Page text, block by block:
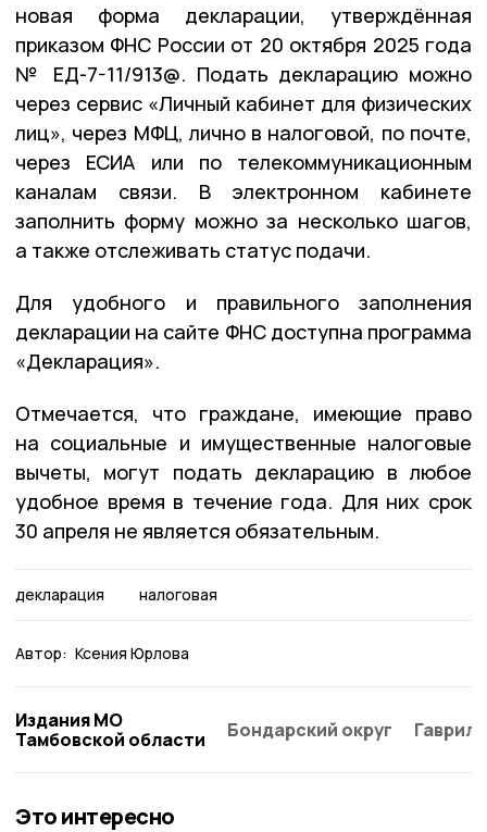
новая форма декларации, утверждённая
приказом ФНС России от 20 октября 2025 года
№ ЕД-7-11/913@. Подать декларацию можно
через сервис «Личный кабинет для физических
лиц», через МФЦ, лично в налоговой, по почте,
через ЕСИА или по телекоммуникационным
каналам связи. В электронном кабинете
заполнить форму можно за несколько шагов,
а также отслеживать статус подачи.
Для удобного и правильного заполнения
декларации на сайте ФНС доступна программа
«Декларация».
Отмечается, что граждане, имеющие право
на социальные и имущественные налоговые
вычеты, могут подать декларацию в любое
удобное время в течение года. Для них срок
30 апреля не является обязательным.
декларация налоговая
Автор: Ксения Юрлова
Издания МО
Тамбовской области
Бондарский округ
Это интересно